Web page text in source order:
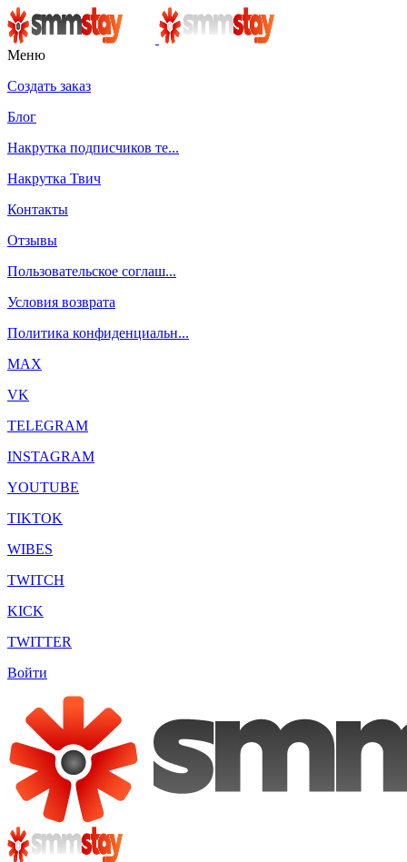
Меню
Создать заказ
Блог
Накрутка подписчиков те...
Накрутка Твич
Контакты
Отзывы
Пользовательское соглаш...
Условия возврата
Политика конфиденциальн...
MAX
VK
TELEGRAM
INSTAGRAM
YOUTUBE
TIKTOK
WIBES
TWITCH
KICK
TWITTER
Войти